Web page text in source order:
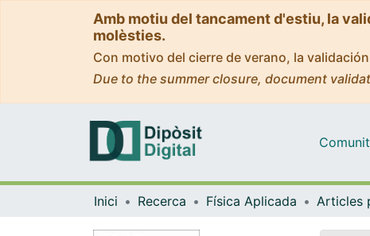
Amb motiu del tancament d'estiu, la
molèsties.
Con motivo del cierre de verano, la
Due to the summer closure, document
Inici Recerca Física Aplicada